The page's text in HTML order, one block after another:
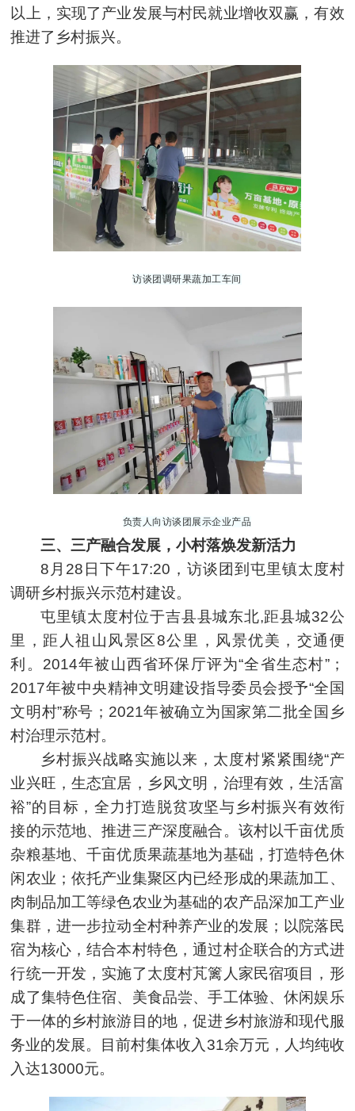
以上，实现了产业发展与村民就业增收双赢，有效
推进了乡村振兴。
访谈团 调研果蔬加工车间
负责人向 访谈团展示企业产品
三、三产融合发展，小村落焕发新活力
8月28日下午17:20，访谈团到屯里镇太度村
调研乡村振兴示范村建设。
屯里镇太度村位于吉县县城东北,距县城32公
里，距人祖山风景区8公里，风景优美，交通便
利。2014年被山西省环保厅评为“全省生态村”；
2017年被中央精神文明建设指导委员会授予“全国
文明村”称号；2021年被确立为国家第二批全国乡
村治理示范村。
乡村振兴战略实施以来，太度村紧紧围绕“产
业兴旺，生态宜居，乡风文明，治理有效，生活富
裕”的目标，全力打造脱贫攻坚与乡村振兴有效衔
接的示范地、推进三产深度融合。该村以千亩优质
杂粮基地、千亩优质果蔬基地为基础，打造特色休
闲农业；依托产业集聚区内已经形成的果蔬加工、
肉制品加工等绿色农业为基础的农产品深加工产业
集群，进一步拉动全村种养产业的发展；以院落民
宿为核心，结合本村特色，通过村企联合的方式进
行统一开发，实施了太度村芃篱人家民宿项目，形
成了集特色住宿、美食品尝、手工体验、休闲娱乐
于一体的乡村旅游目的地，促进乡村旅游和现代服
务业的发展。目前村集体收入31余万元，人均纯收
入达13000元。